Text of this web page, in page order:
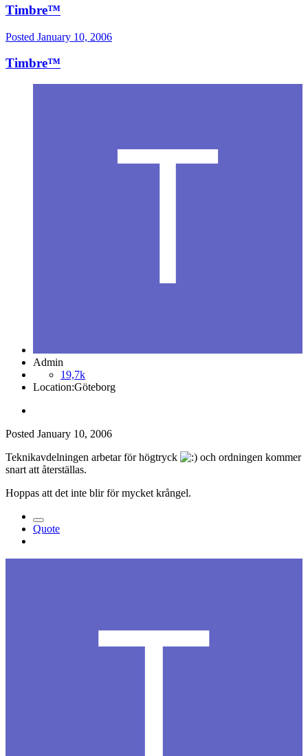
Timbre™
Posted January 10, 2006
Timbre™
Admin
19,7k
Location:Göteborg
Posted January 10, 2006
Teknikavdelningen arbetar för högtryck
och ordningen kommer
snart att återställas.
Hoppas att det inte blir för mycket krångel.
Quote